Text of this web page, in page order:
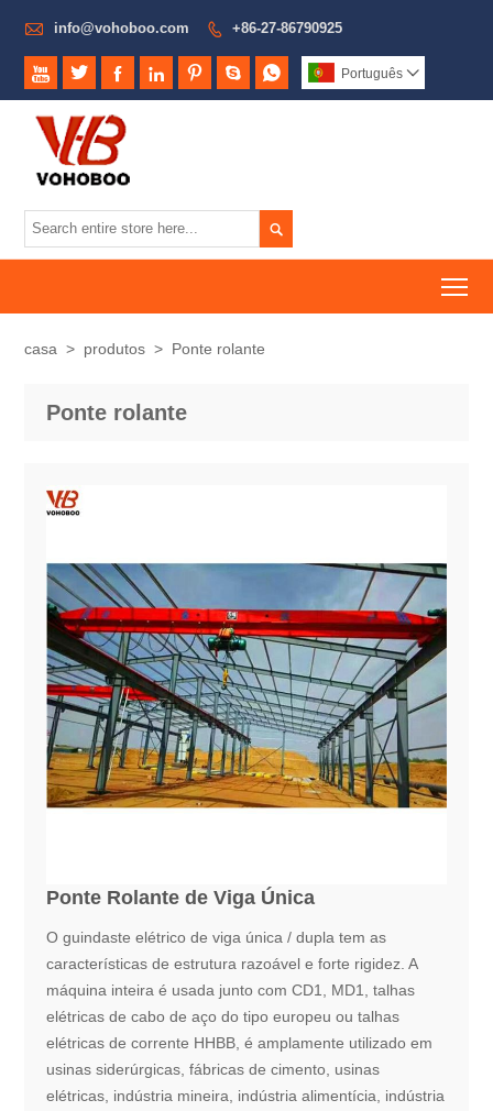
 info@vohoboo.com  +86-27-86790925
       Português 

casa > produtos > Ponte rolante
Ponte rolante
Ponte Rolante de Viga Única
O guindaste elétrico de viga única / dupla tem as
características de estrutura razoável e forte rigidez. A
máquina inteira é usada junto com CD1, MD1, talhas
elétricas de cabo de aço do tipo europeu ou talhas
elétricas de corrente HHBB, é amplamente utilizado em
usinas siderúrgicas, fábricas de cimento, usinas
elétricas, indústria mineira, indústria alimentícia, indústria